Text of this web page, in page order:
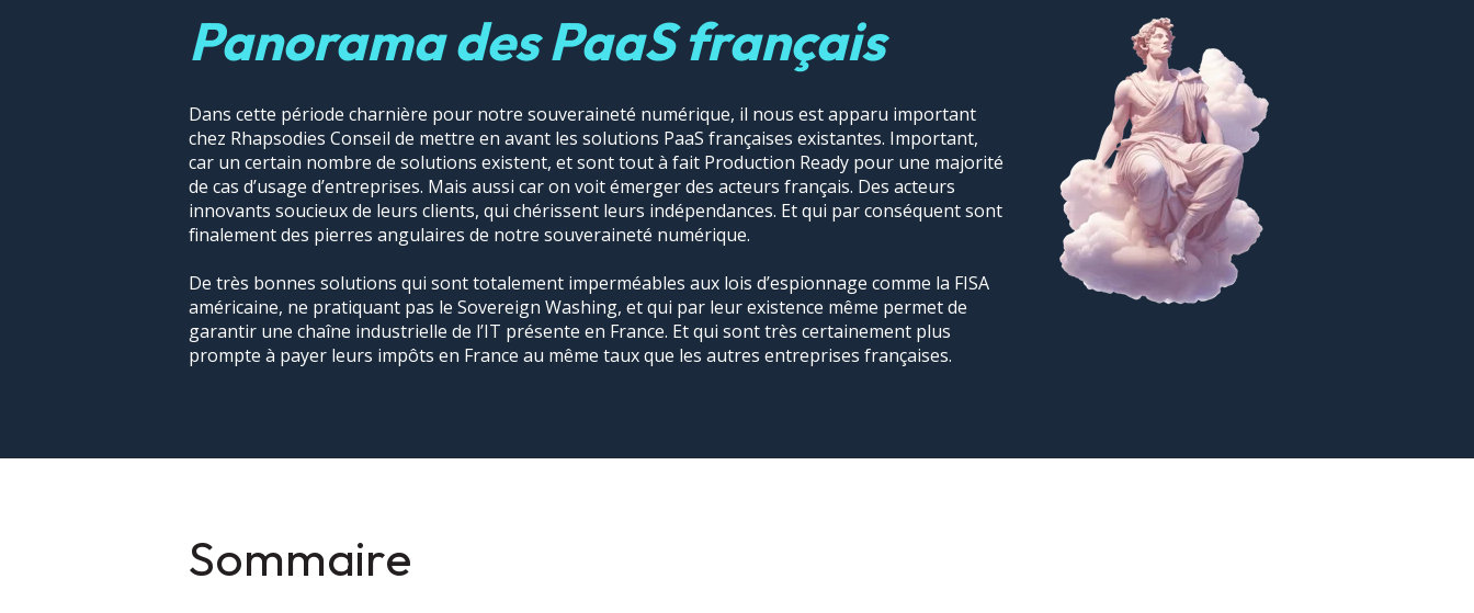
Panorama des PaaS français
Dans cette période charnière pour notre souveraineté numérique, il nous est apparu important
chez Rhapsodies Conseil de mettre en avant les solutions PaaS françaises existantes. Important,
car un certain nombre de solutions existent, et sont tout à fait Production Ready pour une majorité
de cas d’usage d’entreprises. Mais aussi car on voit émerger des acteurs français. Des acteurs
innovants soucieux de leurs clients, qui chérissent leurs indépendances. Et qui par conséquent sont
finalement des pierres angulaires de notre souveraineté numérique.
De très bonnes solutions qui sonttotalement imperméables aux lois d’espionnage comme la FISA
américaine, ne pratiquant pas le Sovereign Washing, et qui par leur existence même permet de
garantir une chaîne industrielle de l’IT présente en France. Et qui sont très certainement plus
prompte à payer leurs impôts en France au même taux que les autres entreprises françaises.
Sommaire